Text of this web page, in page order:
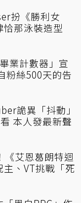
扮《勝利女
那泳裝造型
業計數器」宣
粉絲500天的告
詭異「抖動」
本人發最新聲
《艾恩葛朗特迴
、VT挑戰「死